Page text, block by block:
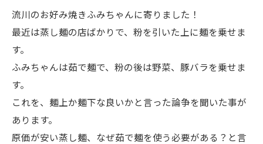
流川のお好み焼きふみちゃんに寄りました！
最近は蒸し麺の店ばかりで、粉を引いた上に麺を乗せま
す。
ふみちゃんは茹で麺で、粉の後は野菜、豚バラを乗せま
す。
これを、麺上か麺下な良いかと言った論争を聞いた事が
あります。
原価が安い蒸し麺、なぜ茹で麺を使う必要がある？と言